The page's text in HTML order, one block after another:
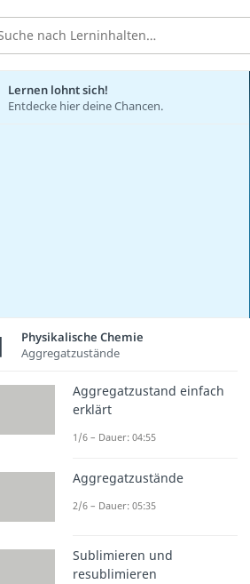
Lernen lohnt sich!
Entdecke hier deine Chancen.
Physikalische Chemie
Aggregatzustände
Aggregatzustand einfach
erklärt
1/6 – Dauer: 04:55
Aggregatzustände
2/6 – Dauer: 05:35
Sublimieren und
resublimieren